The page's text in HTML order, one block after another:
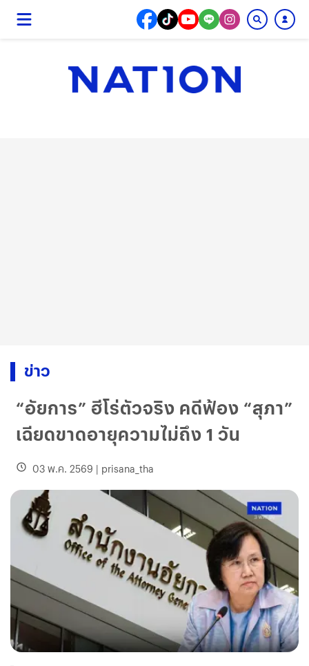
ข่าว
“อัยการ” ฮีโร่ตัวจริง คดีฟ้อง “สุภา”
เฉียดขาดอายุความไม่ถึง 1 วัน
03 พ.ค. 2569 | prisana_tha